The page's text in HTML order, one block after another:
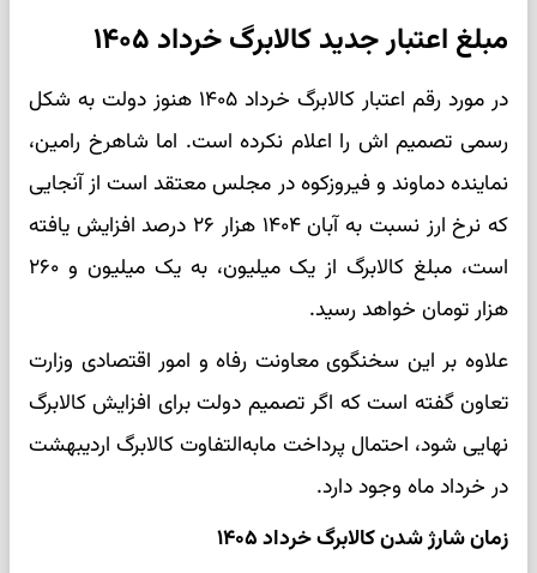
مبلغ اعتبار جدید کالابرگ خرداد ۱۴۰۵
در مورد رقم اعتبار کالابرگ خرداد ۱۴۰۵ هنوز دولت به شکل
رسمی تصمیم اش را اعلام نکرده است. اما شاهرخ رامین،
نماینده دماوند و فیروزکوه در مجلس معتقد است از آنجایی
که نرخ ارز نسبت به آبان ۱۴۰۴ هزار ۲۶ درصد افزایش یافته
است، مبلغ کالابرگ از یک میلیون، به یک میلیون و ۲۶۰
هزار تومان خواهد رسید.
علاوه بر این سخنگوی معاونت رفاه و امور اقتصادی وزارت
تعاون گفته است که اگر تصمیم دولت برای افزایش کالابرگ
نهایی شود، احتمال پرداخت مابه‌التفاوت کالابرگ اردیبهشت
در خرداد ماه وجود دارد.
زمان شارژ شدن کالابرگ خرداد ۱۴۰۵